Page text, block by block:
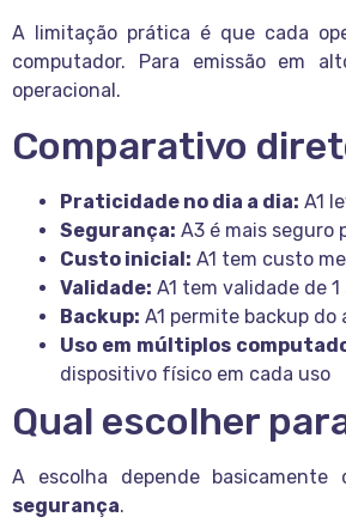
A limitação prática é que cada
computador. Para emissão em
operacional.
Comparativo
Praticidade no dia a dia: A1
Segurança: A3 é mais seguro
Custo inicial: A1 tem custo
Validade: A1 tem validade de
Backup: A1 permite backup do
Uso em múltiplos
dispositivo físico em cada uso
Qual escolher
A escolha depende
segurança.